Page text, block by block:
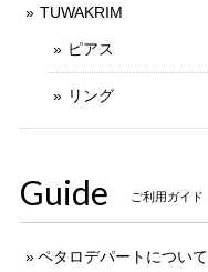
TUWAKRIM
ピアス
リング
Guide ご利用ガイド
ペタロデパートについて